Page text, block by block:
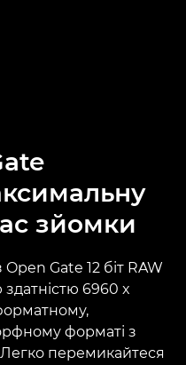
зйомки
Gate 12 біт RAW
здатністю 6960 x
форматі з
перемикайтеся